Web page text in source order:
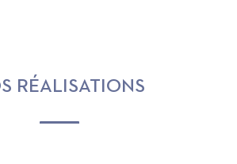
RÉALISATIONS